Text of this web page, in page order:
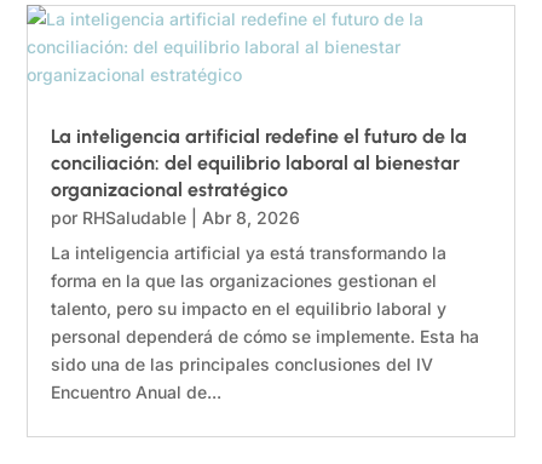
La inteligencia artificial redefine el futuro de la
conciliación: del equilibrio laboral al bienestar
organizacional estratégico
por RHSaludable
Abr 8, 2026
La inteligencia artificial ya está transformando la
forma en la que las organizaciones gestionan el
talento, pero su impacto en el equilibrio laboral y
personal dependerá de cómo se implemente. Esta ha
sido una de las principales conclusiones del IV
Encuentro Anual de...